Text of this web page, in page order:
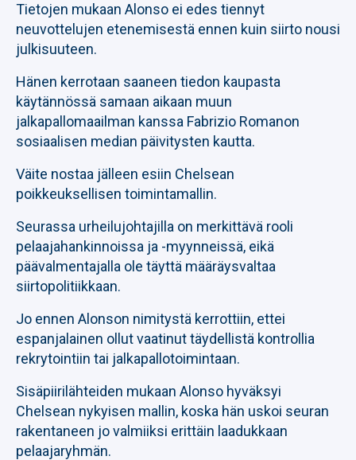
Tietojen mukaan Alonso ei edes tiennyt
neuvottelujen etenemisestä ennen kuin siirto nousi
julkisuuteen.
Hänen kerrotaan saaneen tiedon kaupasta
käytännössä samaan aikaan muun
jalkapallomaailman kanssa Fabrizio Romanon
sosiaalisen median päivitysten kautta.
Väite nostaa jälleen esiin Chelsean
poikkeuksellisen toimintamallin.
Seurassa urheilujohtajilla on merkittävä rooli
pelaajahankinnoissa ja -myynneissä, eikä
päävalmentajalla ole täyttä määräysvaltaa
siirtopolitiikkaan.
Jo ennen Alonson nimitystä kerrottiin, ettei
espanjalainen ollut vaatinut täydellistä kontrollia
rekrytointiin tai jalkapallotoimintaan.
Sisäpiirilähteiden mukaan Alonso hyväksyi
Chelsean nykyisen mallin, koska hän uskoi seuran
rakentaneen jo valmiiksi erittäin laadukkaan
pelaajaryhmän.